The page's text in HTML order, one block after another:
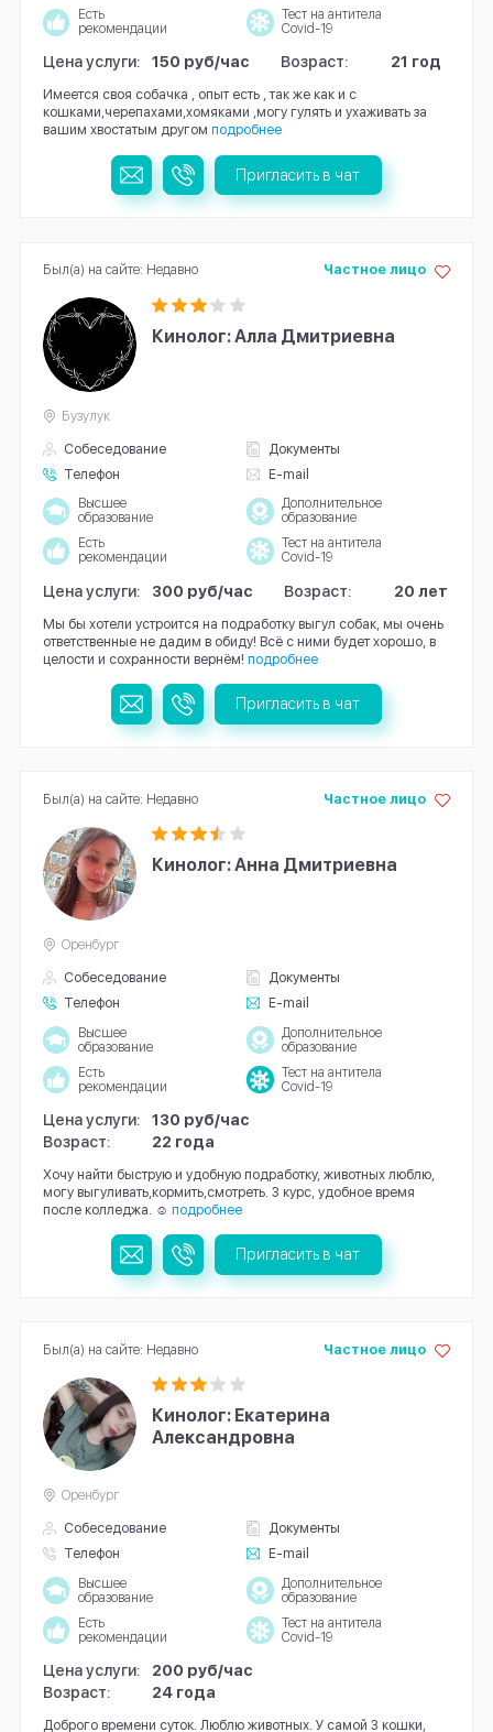
Есть
рекомендации
Тест на антитела
Covid-19
Цена услуги: 150 руб/час Возраст: 21 год
Имеется своя собачка , опыт есть , так же как и с
кошками,черепахами,хомяками ,могу гулять и ухаживать за
вашим хвостатым другом подробнее
Пригласить в чат
Кинолог: Алла Дмитриевна
Собеседование
Документы
Телефон
E-mail
Частное лицо
Бузулук
Высшее
образование
Дополнительное
образование
Есть
рекомендации
Тест на антитела
Covid-19
Цена услуги: 300 руб/час Возраст: 20 лет
Мы бы хотели устроится на подработку выгул собак, мы очень
ответственные не дадим в обиду! Всё с ними будет хорошо, в
целости и сохранности вернём! подробнее
Был(а) на сайте: Недавно
Пригласить в чат
Кинолог: Анна Дмитриевна
Собеседование
Документы
Телефон
E-mail
Частное лицо
Оренбург
Высшее
образование
Дополнительное
образование
Есть
рекомендации
Тест на антитела
Covid-19
Цена услуги:
130 руб/час
Возраст:
22 года
Хочу найти быструю и удобную подработку, животных люблю,
могу выгуливать,кормить,смотреть. 3 курс, удобное время
после колледжа. ☺ подробнее
Был(а) на сайте: Недавно
Пригласить в чат
Кинолог: Екатерина
Александровна
Собеседование
Документы
Телефон
E-mail
Частное лицо
Оренбург
Высшее
образование
Дополнительное
образование
Есть
рекомендации
Тест на антитела
Covid-19
Цена услуги:
200 руб/час
Возраст:
24 года
Доброго времени суток. Люблю животных. У самой 3 кошки,
Был(а) на сайте: Недавно